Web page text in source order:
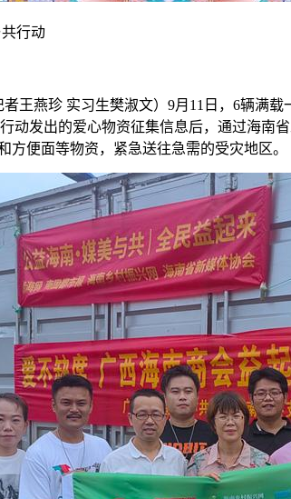
共行动
者王燕珍 实习生樊淑文）9月11日，6辆满
动发出的爱心物资征集信息后，通过海南
方便面等物资，紧急送往急需的受灾地区。